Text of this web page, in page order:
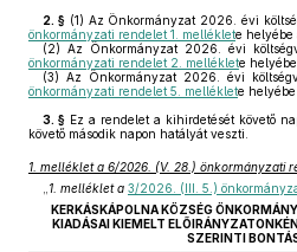
2. § (1) Az Önkormányzat 2026. évi
önkormányzati rendelet 1. melléklete helyébe
(2) Az Önkormányzat 2026. évi
önkormányzati rendelet 2. melléklete
(3) Az Önkormányzat 2026. évi
önkormányzati rendelet 5. melléklete helyébe
3. § Ez a rendelet a kihirdetését követő
követő második napon hatályát veszti.
1. melléklet a 6/2026. (V. 28.) önkormányzati
1. melléklet a 3/2026. (III. 5.)
KERKÁSKÁPOLNA KÖZSÉG
KIADÁSAI KIEMELT
SZERINTI